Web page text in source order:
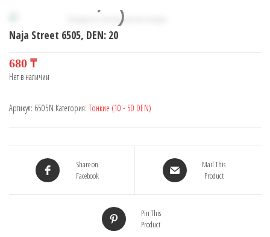
Naja Street 6505, DEN: 20
680 ₸
Нет в наличии
Артикул: 6505N Категория: Тонкие (10 - 50 DEN)
Share on
Facebook
Mail This
Product
Pin This
Product